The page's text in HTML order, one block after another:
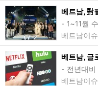
베트남이슈
베트남이슈